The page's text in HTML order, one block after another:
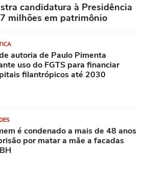
candidatura à Presidência
milhões em patrimônio
autoria de Paulo Pimenta
uso do FGTS para financiar
filantrópicos até 2030
é condenado a mais de 48 anos
por matar a mãe a facadas